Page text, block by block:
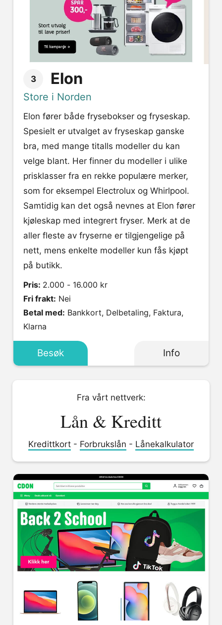
3 Elon
Store i Norden
Elon fører både frysebokser og fryseskap.
Spesielt er utvalget av fryseskap ganske
bra, med mange titalls modeller du kan
velge blant. Her finner du modeller i ulike
prisklasser fra en rekke populære merker,
som for eksempel Electrolux og Whirlpool.
Samtidig kan det også nevnes at Elon fører
kjøleskap med integrert fryser. Merk at de
aller fleste av fryserne er tilgjengelige på
nett, mens enkelte modeller kun fås kjøpt
på butikk.
Pris: 2.000 - 16.000 kr
Fri frakt: Nei
Betal med:
Klarna
Besøk Info
Fra vårt nettverk:
Lån & Kreditt
Kredittkort - Forbrukslån - Lånekalkulator